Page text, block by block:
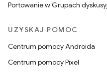
Portowanie w Grupach
UZYSKAJ POMOC
Centrum pomocy Androida
Centrum pomocy Pixel